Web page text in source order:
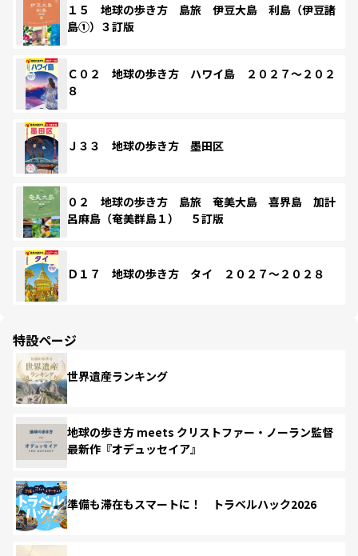
１５ 地球の歩き方 島旅 伊豆大島 利島（伊豆諸
島①）３訂版
Ｃ０２ 地球の歩き方 ハワイ島 ２０２７～２０２
８
Ｊ３３ 地球の歩き方 墨田区
０２ 地球の歩き方 島旅 奄美大島 喜界島 加計
呂麻島（奄美群島１） ５訂版
Ｄ１７ 地球の歩き方 タイ ２０２７～２０２８
特設ページ
世界遺産ランキング
地球の歩き方 meets クリストファー・ノーラン監督
最新作『オデュッセイア』
準備も滞在もスマートに！ トラベルハック2026